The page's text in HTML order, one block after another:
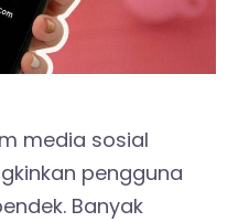
media sosial
pengguna
Banyak